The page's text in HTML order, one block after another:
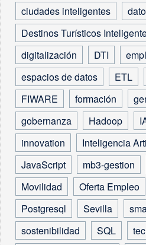
ciudades inteligentes
Destinos Turísticos
digitalización
DTI
espacios de datos
ETL
FIWARE
formación
gobernanza
Hadoop
innovation
Inteligencia
JavaScript
mb3-gestion
Movilidad
Oferta Empleo
Postgresql
Sevilla
sostenibilidad
SQL